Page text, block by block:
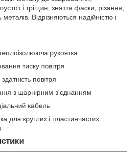
і тріщин, зняття фаски, різання,
Відрізняються надійністю і
рукоятка
тиску повітря
повітря
з шарнірним з'єднанням
кабель
для круглих і пластинчастих